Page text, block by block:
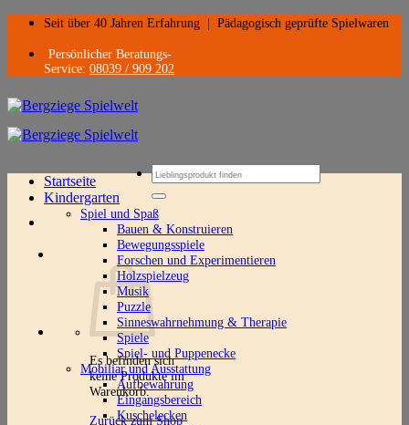
Zum
springen
Seit über 40 Jahren Erfahrung Pädagogisch geprüfte Spielwaren
Persönlicher Beratungs-
Service: 08039 / 909 202
Suchen
nach:
Es befinden sich
keine Produkte im
Warenkorb.
Zurück zum Shop
Startseite
Kindergarten
Spiel und Spaß
Bauen & Konstruieren
Bewegungsspiele
Forschen und Experimentieren
Holzspielzeug
Musik
Puzzle
Sinneswahrnehmung & Therapie
Spiele
Spiel- und Puppenecke
Mobiliar und Ausstattung
Aufbewahrung
Eingangsbereich
Kuschelecken